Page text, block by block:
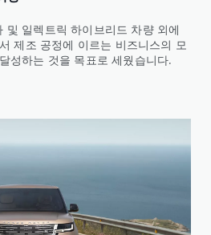
및 일렉트릭 하이브리드 차량 외에
제조 공정에 이르는 비즈니스의 모
성하는 것을 목표로 세웠습니다.